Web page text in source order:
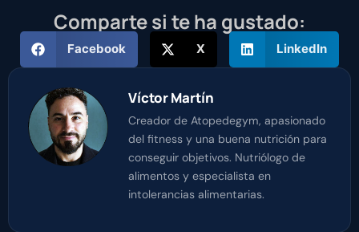
Comparte si te ha gustado:
Facebook X LinkedIn
Víctor Martín
Creador de Atopedegym, apasionado
del fitness y una buena nutrición para
conseguir objetivos. Nutriólogo de
alimentos y especialista en
intolerancias alimentarias.